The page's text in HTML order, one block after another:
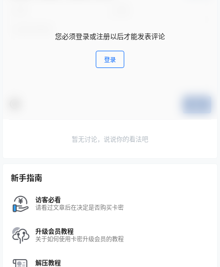
您必须登录或注册以后才能发表评论
登录
暂无讨论，说说你的看法吧
新手指南
访客必看
请看过文章后在决定是否购买卡密
升级会员教程
关于如何使用卡密升级会员的教程
解压教程